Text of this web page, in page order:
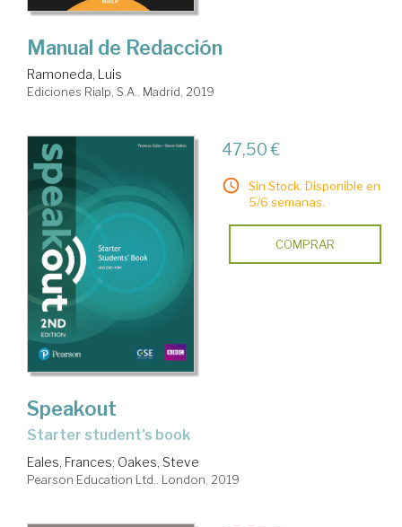
Manual de Redacción
Ramoneda, Luis
Ediciones Rialp, S.A.. Madrid, 2019
47,50 €
Sin Stock. Disponible en
5/6 semanas.
COMPRAR
Speakout
Starter student's book
Eales, Frances; Oakes, Steve
Pearson Education Ltd.. London, 2019